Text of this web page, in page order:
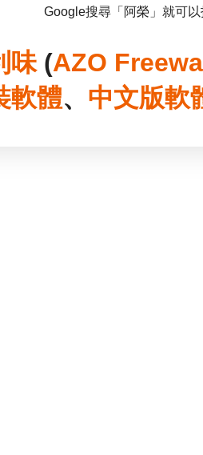
Google搜尋「阿榮」就可
味(AZO
軟體、 中文版軟